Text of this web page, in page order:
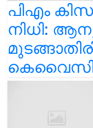
പിഎം
നിധി:
കെവൈസി